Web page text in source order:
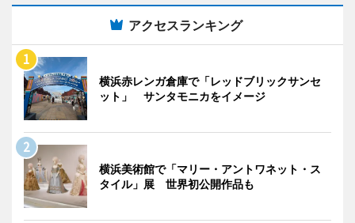
アクセスランキング
横浜赤レンガ倉庫で「レッドブリックサンセ
ット」 サンタモニカをイメージ
横浜美術館で「マリー・アントワネット・ス
タイル」展 世界初公開作品も